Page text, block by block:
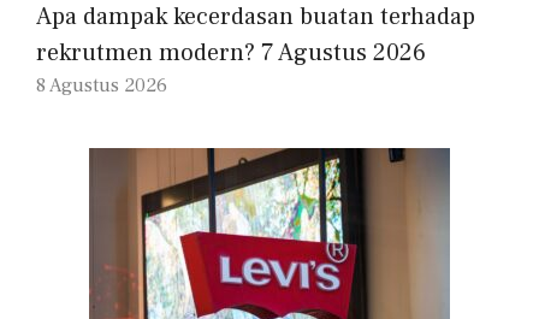
Apa dampak kecerdasan buatan terhadap
rekrutmen modern? 7 Agustus 2026
8 Agustus 2026